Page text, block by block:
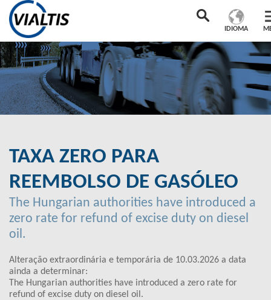
IDIOMA
TAXA ZERO PARA
REEMBOLSO DE GASÓLEO
The Hungarian authorities have introduced a
zero rate for refund of excise duty on diesel
oil.
Alteração extraordinária e temporária de 10.03.2026 a data
ainda a determinar:
The Hungarian authorities have introduced a zero rate for
refund of excise duty on diesel oil.